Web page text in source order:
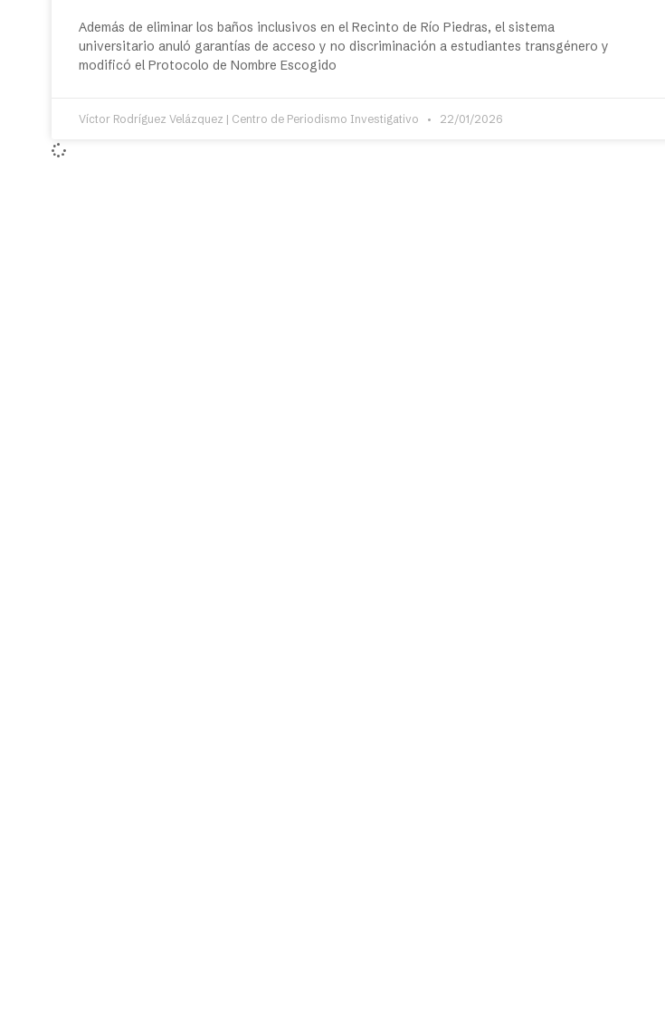
Además de eliminar los baños inclusivos en el Recinto de Río Piedras, el sistema
universitario anuló garantías de acceso y no discriminación a estudiantes transgénero y
modificó el Protocolo de Nombre Escogido
Víctor Rodríguez Velázquez | Centro de Periodismo Investigativo 22/01/2026